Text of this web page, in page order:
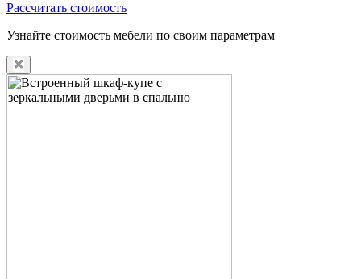
Рассчитать стоимость
Узнайте стоимость мебели по своим параметрам